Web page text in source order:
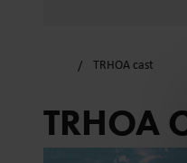
TRHOA cast
TRHOA